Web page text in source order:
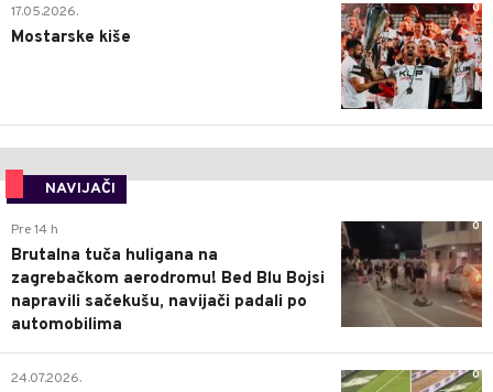
0
17.05.2026.
Mostarske kiše
NAVIJAČI
0
Pre 14 h
Brutalna tuča huligana na
zagrebačkom aerodromu! Bed Blu Bojsi
napravili sačekušu, navijači padali po
automobilima
0
24.07.2026.